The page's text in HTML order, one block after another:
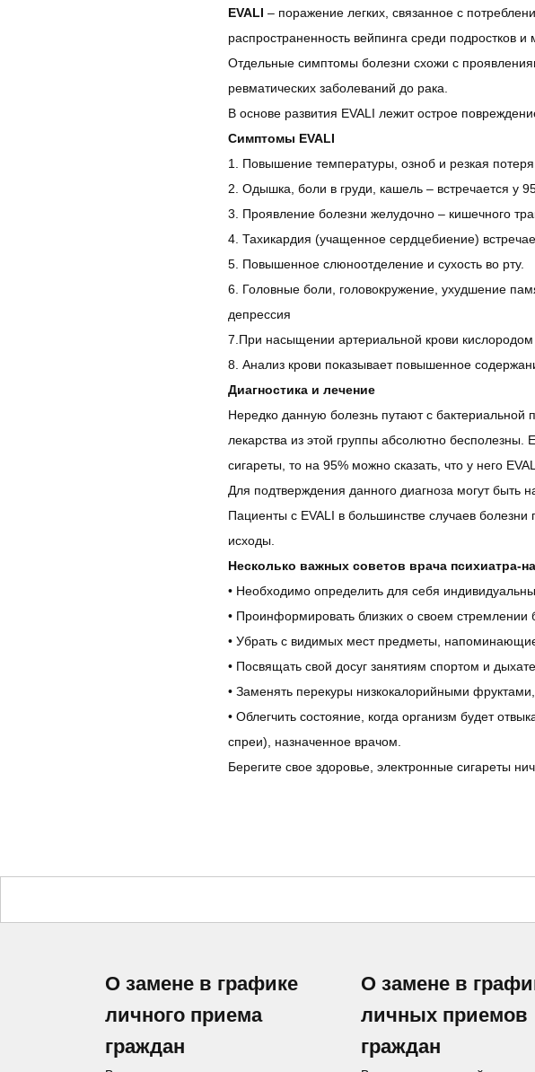
EVALI – поражение легких, связанное с
распространенность вейпинга среди подростков и
Отдельные симптомы болезни схожи с
ревматических заболеваний до рака.
В основе развития EVALI лежит острое
Симптомы EVALI
1. Повышение температуры, озноб и резкая
2. Одышка, боли в груди, кашель – встречается у
3. Проявление болезни желудочно – кишечного
4. Тахикардия (учащенное сердцебиение)
5. Повышенное слюноотделение и сухость во рту.
6. Головные боли, головокружение, ухудшение
депрессия
7.При насыщении артериальной крови кислородом
8. Анализ крови показывает повышенное
Диагностика и лечение
Нередко данную болезнь путают с бактериальной
лекарства из этой группы абсолютно бесполезны.
сигареты, то на 95% можно сказать, что у него
Для подтверждения данного диагноза могут быть
Пациенты с EVALI в большинстве случаев
исходы.
Несколько важных советов врача психиатра-
• Необходимо определить для себя
• Проинформировать близких о своем стремлении
• Убрать с видимых мест предметы,
• Посвящать свой досуг занятиям спортом и
• Заменять перекуры низкокалорийными
• Облегчить состояние, когда организм будет
спреи), назначенное врачом.
Берегите свое здоровье, электронные сигареты
О замене в графике
личного приема
граждан
О замене в
личных приемов
граждан